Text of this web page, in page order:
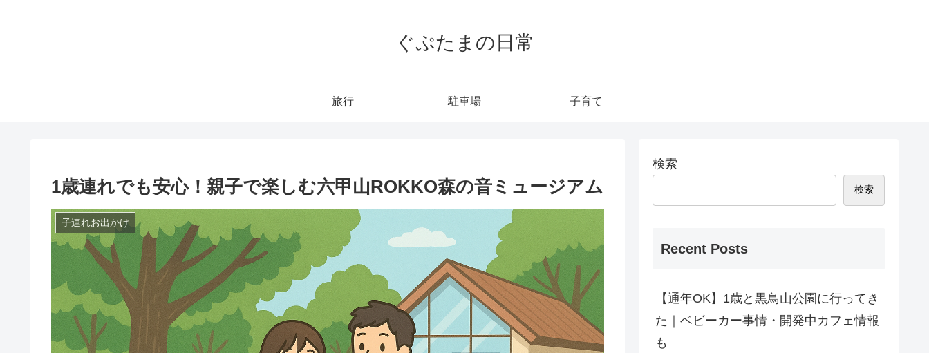
ぐぷたまの日常
旅行 駐車場 子育て
1歳連れでも安心！親子で楽しむ六甲山ROKKO森の音ミュージアム
子連れお出かけ
検索
検索
Recent Posts
【通年OK】1歳と黒鳥山公園に行ってき
た｜ベビーカー事情・開発中カフェ情報
も